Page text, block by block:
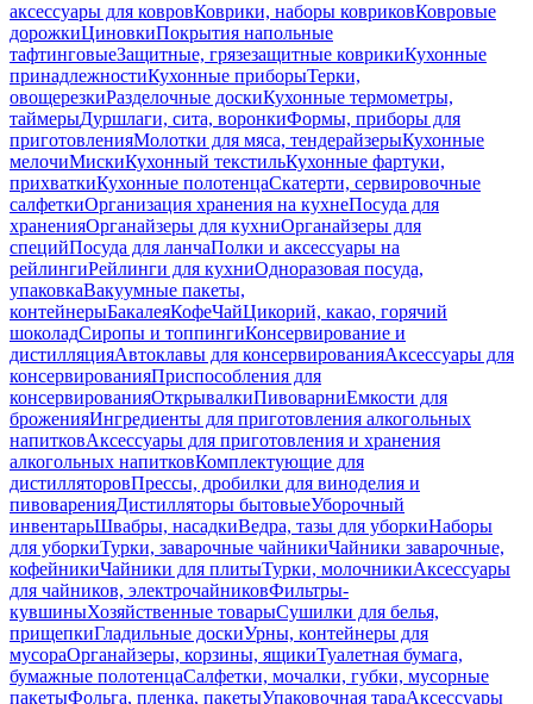
аксессуары для ковровКоврики, наборы ковриковКовровые
дорожкиЦиновкиПокрытия напольные
тафтинговыеЗащитные, грязезащитные коврикиКухонные
принадлежностиКухонные приборыТерки,
овощерезкиРазделочные доскиКухонные термометры,
таймерыДуршлаги, сита, воронкиФормы, приборы для
приготовленияМолотки для мяса, тендерайзерыКухонные
мелочиМискиКухонный текстильКухонные фартуки,
прихваткиКухонные полотенцаСкатерти, сервировочные
салфеткиОрганизация хранения на кухнеПосуда для
храненияОрганайзеры для кухниОрганайзеры для
специйПосуда для ланчаПолки и аксессуары на
рейлингиРейлинги для кухниОдноразовая посуда,
упаковкаВакуумные пакеты,
контейнерыБакалеяКофеЧайЦикорий, какао, горячий
шоколадСиропы и топпингиКонсервирование и
дистилляцияАвтоклавы для консервированияАксессуары для
консервированияПриспособления для
консервированияОткрывалкиПивоварниЕмкости для
броженияИнгредиенты для приготовления алкогольных
напитковАксессуары для приготовления и хранения
алкогольных напитковКомплектующие для
дистилляторовПрессы, дробилки для виноделия и
пивоваренияДистилляторы бытовыеУборочный
инвентарьШвабры, насадкиВедра, тазы для уборкиНаборы
для уборкиТурки, заварочные чайникиЧайники заварочные,
кофейникиЧайники для плитыТурки, молочникиАксессуары
для чайников, электрочайниковФильтры-
кувшиныХозяйственные товарыСушилки для белья,
прищепкиГладильные доскиУрны, контейнеры для
мусораОрганайзеры, корзины, ящикиТуалетная бумага,
бумажные полотенцаСалфетки, мочалки, губки, мусорные
пакетыФольга, пленка, пакетыУпаковочная тараАксессуары